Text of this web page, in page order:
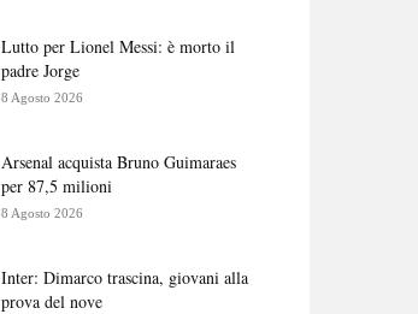
Lutto per Lionel Messi: è morto il
padre Jorge
8 Agosto 2026
Arsenal acquista Bruno Guimaraes
per 87,5 milioni
8 Agosto 2026
Inter: Dimarco trascina, giovani alla
prova del nove